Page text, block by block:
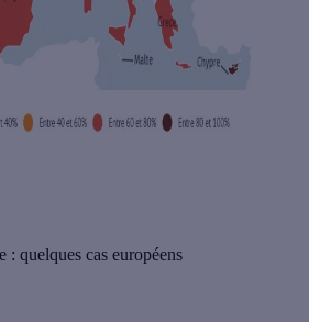
: quelques cas européens